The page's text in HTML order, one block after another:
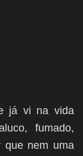
já vi na vida
fumado,
que nem uma